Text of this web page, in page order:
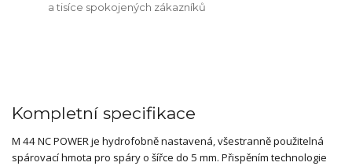
a tisíce spokojených zákazníků
Kompletní specifikace
M 44 NC POWER je hydrofobně nastavená, všestranně použitelná
spárovací hmota pro spáry o šířce do 5 mm. Přispěním technologie